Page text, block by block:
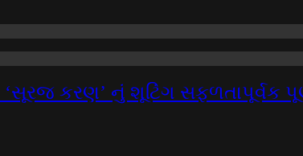
કરણ’ નું શૂટિંગ સફળતાપૂર્વક